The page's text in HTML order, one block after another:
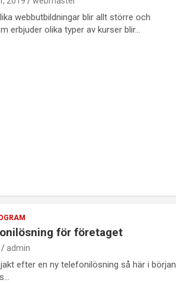
webbutbildningar blir allt större och
erbjuder olika typer av kurser blir…
för företaget
admin
efter en ny telefonilösning så här i början